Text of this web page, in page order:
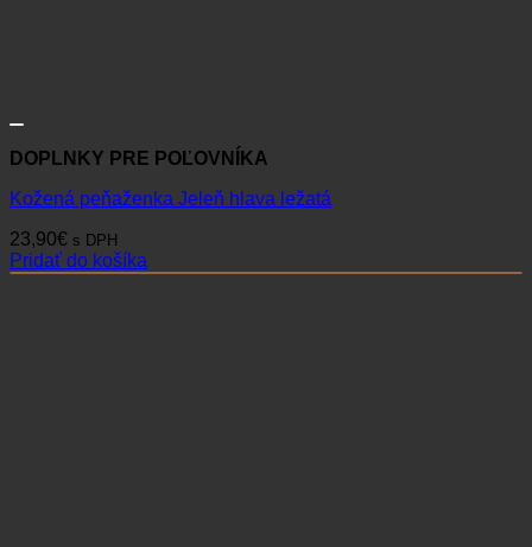
DOPLNKY PRE POĽOVNÍKA
Kožená peňaženka Jeleň hlava ležatá
23,90€ s DPH
Pridať do košíka